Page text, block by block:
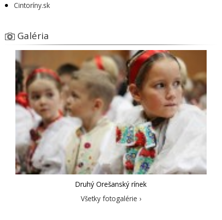
Cintoríny.sk
Galéria
Druhý Orešanský rínek
Všetky fotogalérie ›